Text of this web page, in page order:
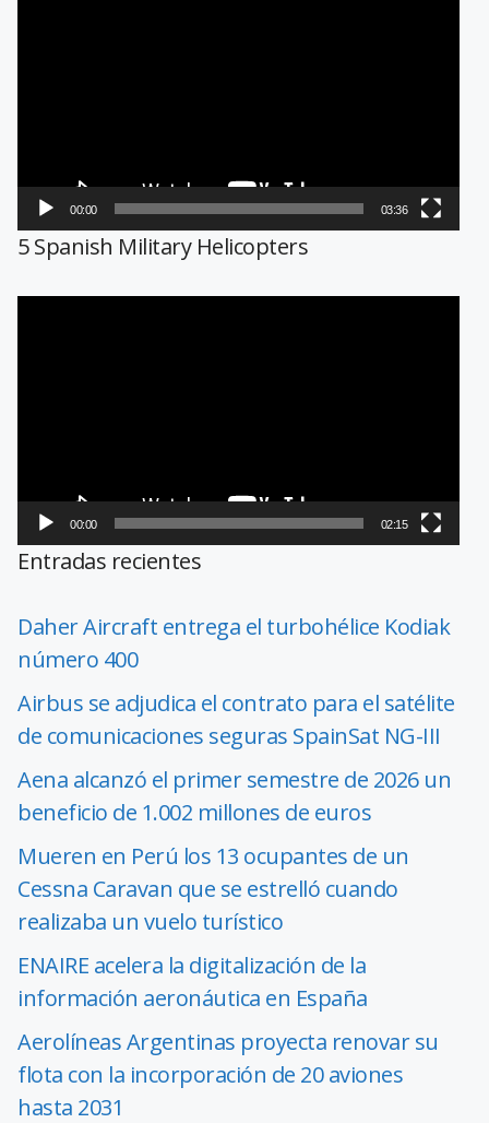
00:00 03:36
5 Spanish Military Helicopters
00:00 02:15
Entradas recientes
Daher Aircraft entrega el turbohélice Kodiak
número 400
Airbus se adjudica el contrato para el satélite
de comunicaciones seguras SpainSat NG-III
Aena alcanzó el primer semestre de 2026 un
beneficio de 1.002 millones de euros
Mueren en Perú los 13 ocupantes de un
Cessna Caravan que se estrelló cuando
realizaba un vuelo turístico
ENAIRE acelera la digitalización de la
información aeronáutica en España
Aerolíneas Argentinas proyecta renovar su
flota con la incorporación de 20 aviones
hasta 2031